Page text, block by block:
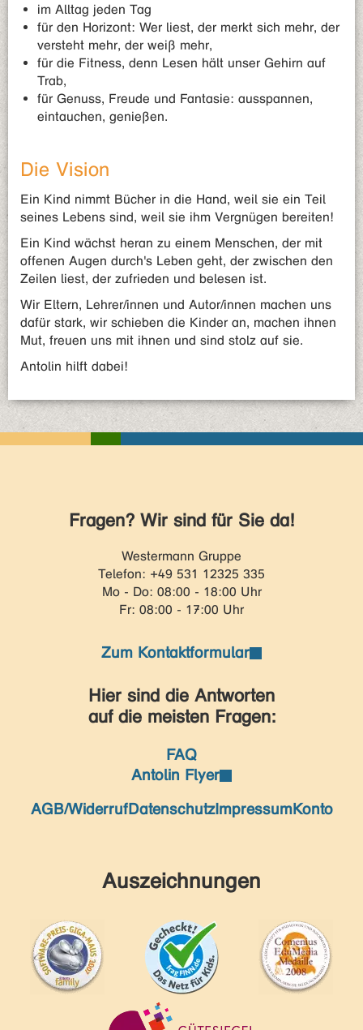
im Alltag jeden Tag
für den Horizont: Wer liest, der merkt sich mehr, der
versteht mehr, der weiß mehr,
für die Fitness, denn Lesen hält unser Gehirn auf
Trab,
für Genuss, Freude und Fantasie: ausspannen,
eintauchen, genießen.
Die Vision
Ein Kind nimmt Bücher in die Hand, weil sie ein Teil
seines Lebens sind, weil sie ihm Vergnügen bereiten!
Ein Kind wächst heran zu einem Menschen, der mit
offenen Augen durch's Leben geht, der zwischen den
Zeilen liest, der zufrieden und belesen ist.
Wir Eltern, Lehrer/innen und Autor/innen machen uns
dafür stark, wir schieben die Kinder an, machen ihnen
Mut, freuen uns mit ihnen und sind stolz auf sie.
Antolin hilft dabei!